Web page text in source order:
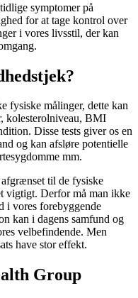
symptomer på
for at tage kontrol over
i vores livsstil, der kan
fysiske målinger, dette kan
kolesterolniveau, BMI
Disse tests giver os en
og kan afsløre potentielle
mm.
til de fysiske
vigtigt. Derfor må man ikke
i vores forebyggende
kan i dagens samfund og
velbefindende. Men
have stor effekt.
Group